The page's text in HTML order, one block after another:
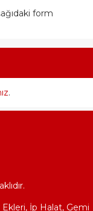
form
.
İp Halat, Gemi